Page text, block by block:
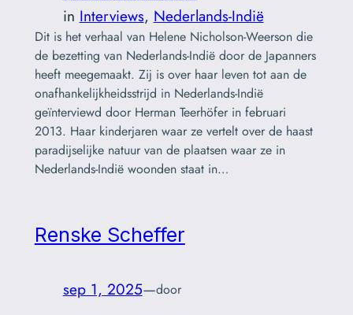
in Interviews, Nederlands-Indië
Dit is het verhaal van Helene Nicholson-Weerson die
de bezetting van Nederlands-Indië door de Japanners
heeft meegemaakt. Zij is over haar leven tot aan de
onafhankelijkheidsstrijd in Nederlands-Indië
geïnterviewd door Herman Teerhöfer in februari
2013. Haar kinderjaren waar ze vertelt over de haast
paradijselijke natuur van de plaatsen waar ze in
Nederlands-Indië woonden staat in…
Renske Scheffer
sep 1, 2025—door